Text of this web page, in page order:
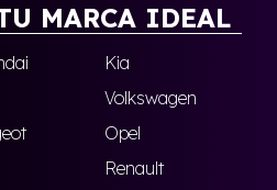
MARCA IDEAL
Kia
Volkswagen
Opel
Renault